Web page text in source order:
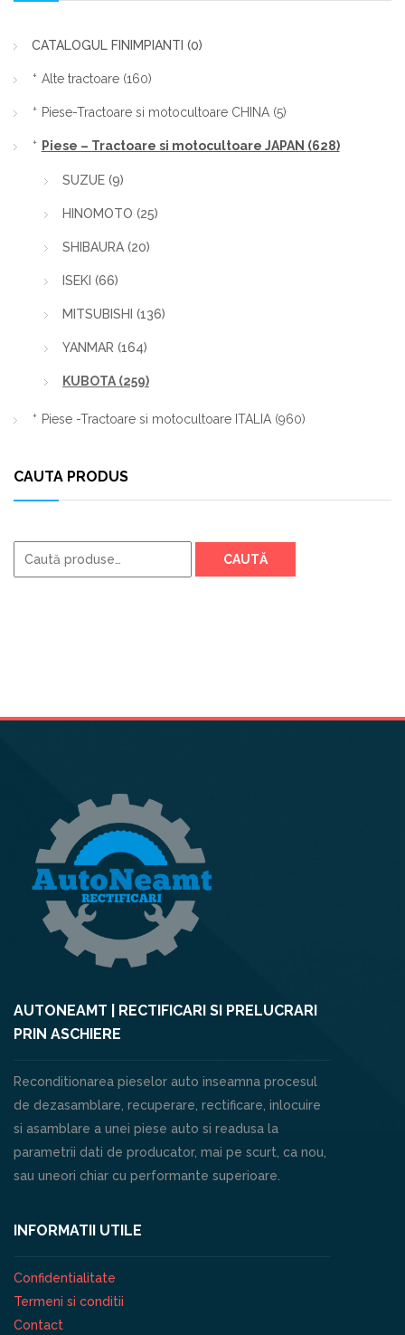
CATALOGUL FINIMPIANTI (0)
Alte tractoare (160)
Piese-Tractoare si motocultoare CHINA (5)
Piese – Tractoare si motocultoare JAPAN (628)
SUZUE (9)
HINOMOTO (25)
SHIBAURA(20)
ISEKI (66)
MITSUBISHI (136)
YANMAR (164)
KUBOTA(259)
Piese -Tractoare si motocultoare ITALIA (960)
CAUTA PRODUS
Caută
după:
CAUTĂ
AUTONEAMT | RECTIFICARI SI PRELUCRARI
PRIN ASCHIERE
Reconditionarea pieselor auto inseamna procesul
de dezasamblare, recuperare, rectificare, inlocuire
si asamblare a unei piese auto si readusa la
parametrii dati de producator, mai pe scurt, ca nou,
sau uneori chiar cu performante superioare.
INFORMATII UTILE
Confidentialitate
Termeni si conditii
Contact